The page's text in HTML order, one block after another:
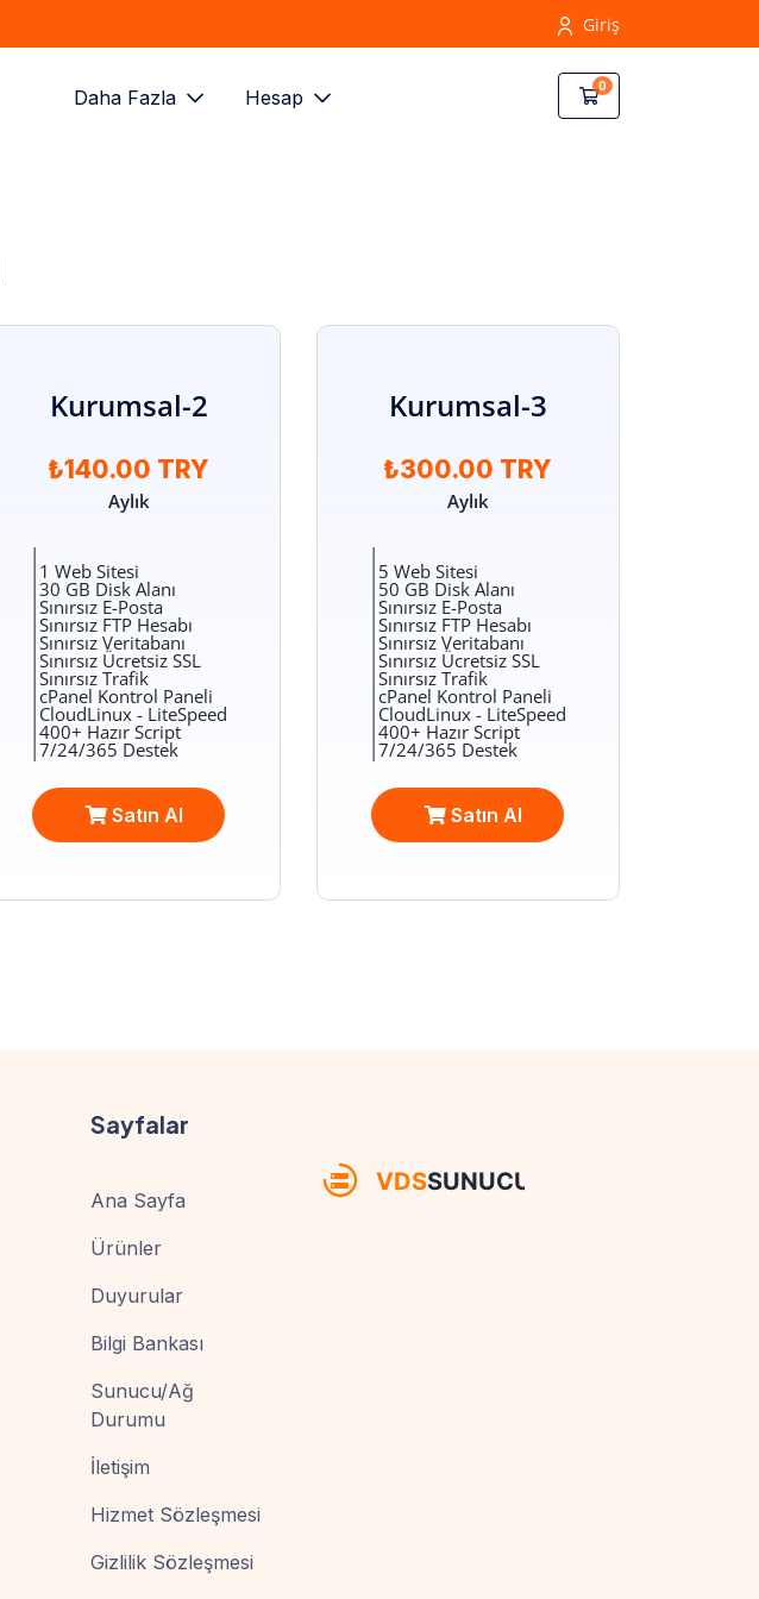
Giriş
Daha Fazla Hesap
0
Sepet
Kurumsal-2
₺140.00 TRY
Aylık
|
|1 Web Sitesi
|30 GB Disk Alanı
|Sınırsız E-Posta
|Sınırsız FTP Hesabı
|Sınırsız Veritabanı
|Sınırsız Ücretsiz SSL
|Sınırsız Trafik
|cPanel Kontrol Paneli
|CloudLinux - LiteSpeed
|400+ Hazır Script
|7/24/365 Destek
Satın Al
Kurumsal-3
₺300.00 TRY
Aylık
|
|5 Web Sitesi
|50 GB Disk Alanı
|Sınırsız E-Posta
|Sınırsız FTP Hesabı
|Sınırsız Veritabanı
|Sınırsız Ücretsiz SSL
|Sınırsız Trafik
|cPanel Kontrol Paneli
|CloudLinux - LiteSpeed
|400+ Hazır Script
|7/24/365 Destek
Satın Al
Sayfalar
Ana Sayfa
Ürünler
Duyurular
Bilgi Bankası
Sunucu/Ağ
Durumu
İletişim
Hizmet Sözleşmesi
Gizlilik Sözleşmesi